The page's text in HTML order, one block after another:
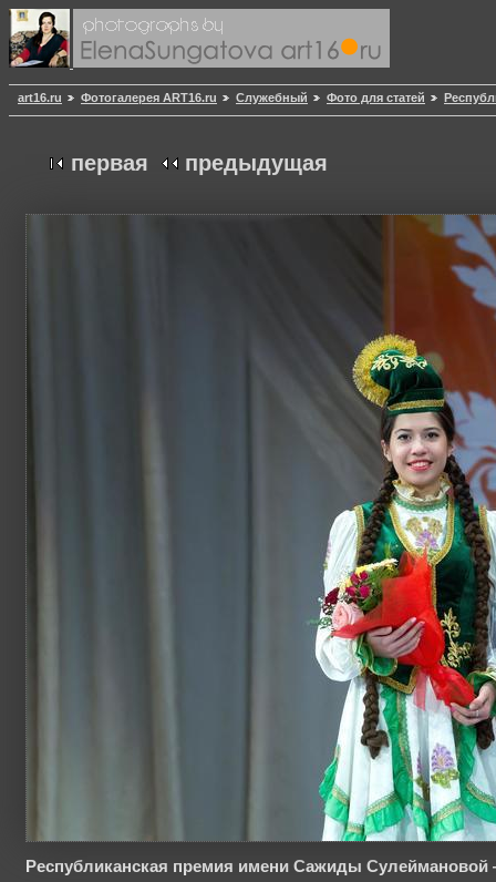
art16.ru Фотогалерея ART16.ru Служебный Фото для статей
первая предыдущая
Республиканская премия имени Сажиды Сулеймановой